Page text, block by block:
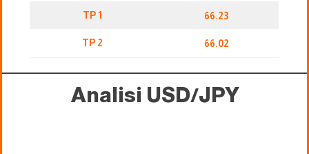
TP 1 66.23
TP 2 66.02
Analisi USD/JPY